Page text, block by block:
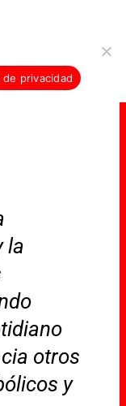
la
otros
y
de privacidad